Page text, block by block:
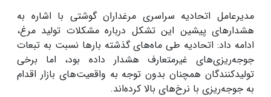
مدیرعامل اتحادیه سراسری مرغداران گوشتی با اشاره به
هشدارهای پیشین این تشکل درباره مشکلات تولید مرغ،
ادامه داد: اتحادیه طی ماه‌های گذشته بارها نسبت به تبعات
جوجه‌ریزی‌های غیرمتعارف هشدار داده بود، اما برخی
تولیدکنندگان همچنان بدون توجه به واقعیت‌های بازار اقدام
به جوجه‌ریزی با نرخ‌های بالا کرده‌اند.